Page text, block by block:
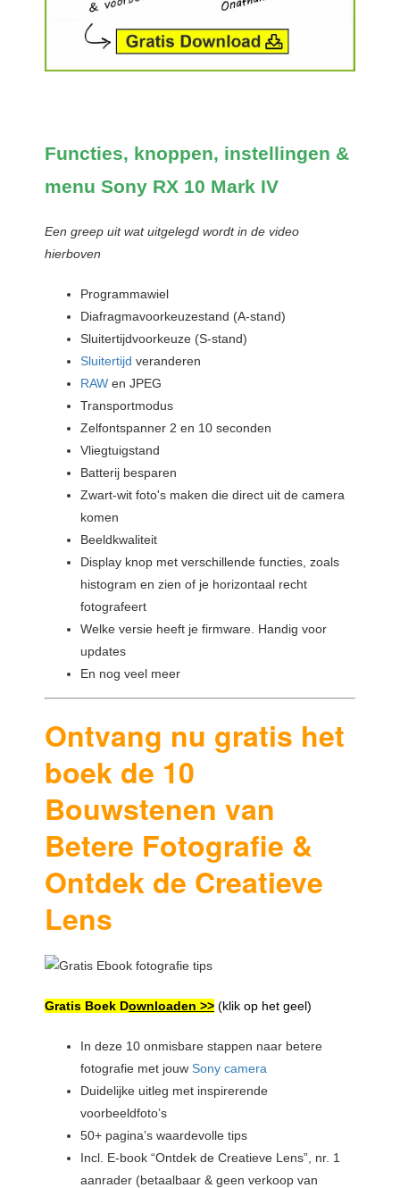
Functies, knoppen, instellingen &
menu Sony RX 10 Mark IV
Een greep uit wat uitgelegd wordt in de video
hierboven
Programmawiel
Diafragmavoorkeuzestand (A-stand)
Sluitertijdvoorkeuze (S-stand)
Sluitertijd veranderen
RAW en JPEG
Transportmodus
Zelfontspanner 2 en 10 seconden
Vliegtuigstand
Batterij besparen
Zwart-wit foto's maken die direct uit de camera
komen
Beeldkwaliteit
Display knop met verschillende functies, zoals
histogram en zien of je horizontaal recht
fotografeert
Welke versie heeft je firmware. Handig voor
updates
En nog veel meer
Ontvang nu gratis het
boek de 10
Bouwstenen van
Betere Fotografie &
Ontdek de Creatieve
Lens
Gratis Boek Downloaden >> (klik op het geel)
In deze 10 onmisbare stappen naar betere
fotografie met jouw Sony camera
Duidelijke uitleg met inspirerende
voorbeeldfoto’s
50+ pagina’s waardevolle tips
Incl. E-book “Ontdek de Creatieve Lens”, nr. 1
aanrader (betaalbaar & geen verkoop van